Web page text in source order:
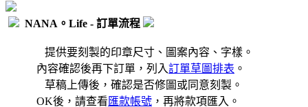
NANA。Life - 訂單流程
提供要刻製的印章尺寸、圖案內容、字樣。
內容確認後再下訂單，列入訂單草圖排表 。
草稿上傳後，確認是否修圖或同意刻製。
OK後，請查看 匯款帳號 ，再將款項匯入。